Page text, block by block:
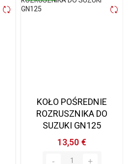
KOŁO POŚREDNIE
ROZRUSZNIKA DO
SUZUKI GN125
13,50 €